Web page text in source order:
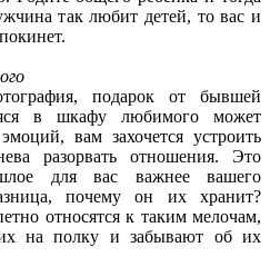
так любит детей, то вас и
подарок от бывшей
в шкафу любимого может
вам захочется устроить
разорвать отношения. Это
для вас важнее вашего
почему он их хранит?
относятся к таким мелочам,
на полку и забывают об их